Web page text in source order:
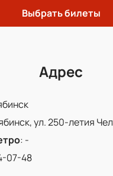
ведущих российских
билеты на хоккейный
время, но и
и перекупов.
Выбрать билеты
Адрес
ул. 250-летия
: -
07-48